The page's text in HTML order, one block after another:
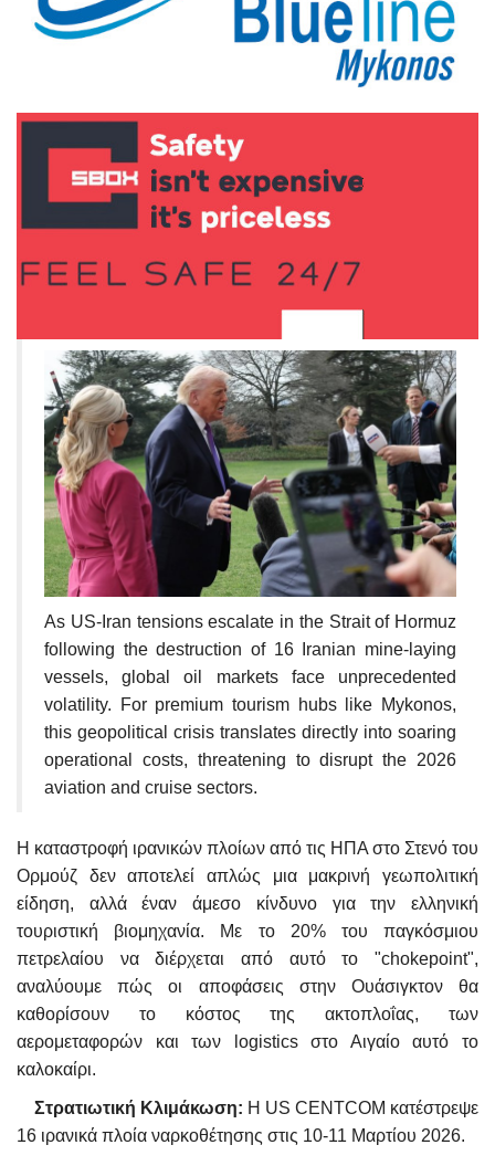
As US-Iran tensions escalate in the Strait of Hormuz
following the destruction of 16 Iranian mine-laying
vessels, global oil markets face unprecedented
volatility. For premium tourism hubs like Mykonos,
this geopolitical crisis translates directly into soaring
operational costs, threatening to disrupt the 2026
aviation and cruise sectors.
Η καταστροφή ιρανικών πλοίων από τις ΗΠΑ στο Στενό του
Ορμούζ δεν αποτελεί απλώς μια μακρινή γεωπολιτική
είδηση, αλλά έναν άμεσο κίνδυνο για την ελληνική
τουριστική βιομηχανία. Με το 20% του παγκόσμιου
πετρελαίου να διέρχεται από αυτό το "chokepoint",
αναλύουμε πώς οι αποφάσεις στην Ουάσιγκτον θα
καθορίσουν το κόστος της ακτοπλοΐας, των
αερομεταφορών και των logistics στο Αιγαίο αυτό το
καλοκαίρι.
Στρατιωτική Κλιμάκωση: Η US CENTCOM κατέστρεψε
16 ιρανικά πλοία ναρκοθέτησης στις 10-11 Μαρτίου 2026.